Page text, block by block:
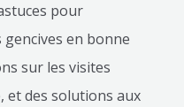
pour
en bonne
sur les visites
et des solutions aux